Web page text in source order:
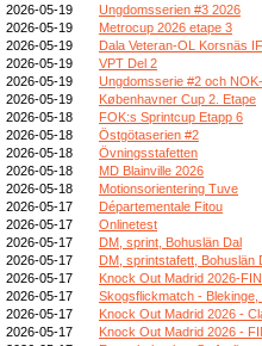
2026-05-19
Ungdomsserien #3 2026
2026-05-19
Metrocup 2026 etape 3
2026-05-19
Dala Veteran-OL Korsnäs
2026-05-19
VPT Del 2
2026-05-19
Ungdomsserie #2 och
2026-05-19
Københavner Cup 2. Etape
2026-05-18
FOK:s Sprintcup Etapp 6
2026-05-18
Östgötaserien #2
2026-05-18
Övningsstafetten
2026-05-18
MD Blainville 2026
2026-05-18
Motionsorientering Tuve
2026-05-17
Départementale Fitou
2026-05-17
Onlinetest
2026-05-17
DM, sprint, Bohuslän Dal
2026-05-17
DM, sprintstafett, Bohuslän
2026-05-17
Knock Out Madrid 2026-
2026-05-17
Skogsflickmatch -
2026-05-17
Knock Out Madrid 2026 -
2026-05-17
Knock Out Madrid 2026 -